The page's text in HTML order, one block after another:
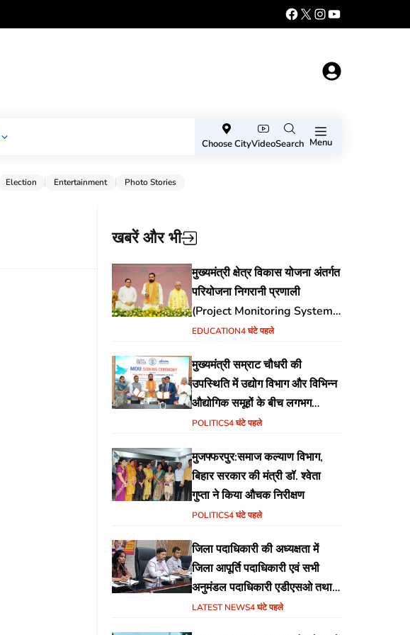
Choose CityVideoSearch Menu
Election Entertainment Photo Stories
खबरें और भी
मुख्यमंत्री क्षेत्र विकास योजना अंतर्गत
परियोजना निगरानी प्रणाली
(Project Monitoring System)
वेब पोर्टल का शुभारंभ
EDUCATION4 घंटे पहले
मुख्यमंत्री सम्राट चौधरी की
उपस्थिति में उद्योग विभाग और विभिन्न
औद्योगिक समूहों के बीच लगभग
₹51,600 करोड़ के निवेश हेतु
POLITICS4 घंटे पहले
मुजफ्फरपुर:समाज कल्याण विभाग,
बिहार सरकार की मंत्री डॉ. श्वेता
गुप्ता ने किया औचक निरीक्षण
POLITICS4 घंटे पहले
जिला पदाधिकारी की अध्यक्षता में
जिला आपूर्ति पदाधिकारी एवं सभी
अनुमंडल पदाधिकारी एडीएसओ तथा
एमोओ के साथ समीक्षा बैठक का
LATEST NEWS4 घंटे पहले